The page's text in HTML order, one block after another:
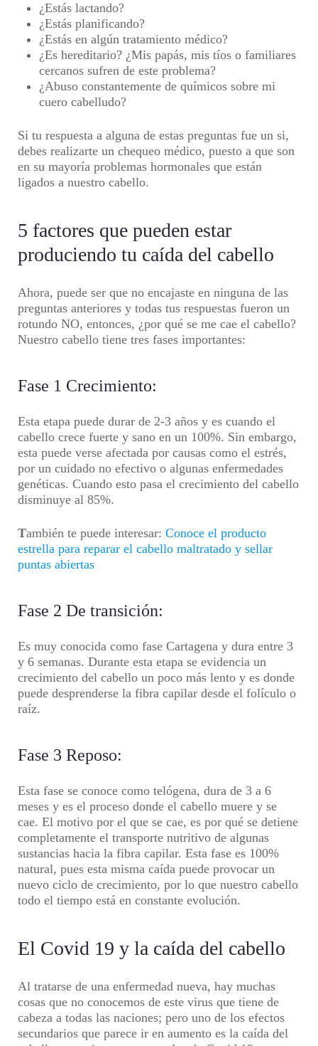
¿Estás lactando?
¿Estás planificando?
¿Estás en algún tratamiento médico?
¿Es hereditario? ¿Mis papás, mis tíos o familiares
cercanos sufren de este problema?
¿Abuso constantemente de químicos sobre mi
cuero cabelludo?
Si tu respuesta a alguna de estas preguntas fue un si,
debes realizarte un chequeo médico, puesto a que son
en su mayoría problemas hormonales que están
ligados a nuestro cabello.
5 factores que pueden estar
produciendo tu caída del cabello
Ahora, puede ser que no encajaste en ninguna de las
preguntas anteriores y todas tus respuestas fueron un
rotundo NO, entonces, ¿por qué se me cae el cabello?
Nuestro cabello tiene tres fases importantes:
Fase 1 Crecimiento:
Esta etapa puede durar de 2-3 años y es cuando el
cabello crece fuerte y sano en un 100%. Sin embargo,
esta puede verse afectada por causas como el estrés,
por un cuidado no efectivo o algunas enfermedades
genéticas. Cuando esto pasa el crecimiento del cabello
disminuye al 85%.
También te puede interesar: Conoce el producto
estrella para reparar el cabello maltratado y sellar
puntas abiertas
Fase 2 De transición:
Es muy conocida como fase Cartagena y dura entre 3
y 6 semanas. Durante esta etapa se evidencia un
crecimiento del cabello un poco más lento y es donde
puede desprenderse la fibra capilar desde el folículo o
raíz.
Fase 3 Reposo:
Esta fase se conoce como telógena, dura de 3 a 6
meses y es el proceso donde el cabello muere y se
cae. El motivo por el que se cae, es por qué se detiene
completamente el transporte nutritivo de algunas
sustancias hacia la fibra capilar. Esta fase es 100%
natural, pues esta misma caída puede provocar un
nuevo ciclo de crecimiento, por lo que nuestro cabello
todo el tiempo está en constante evolución.
El Covid 19 y la caída del cabello
Al tratarse de una enfermedad nueva, hay muchas
cosas que no conocemos de este virus que tiene de
cabeza a todas las naciones; pero uno de los efectos
secundarios que parece ir en aumento es la caída del